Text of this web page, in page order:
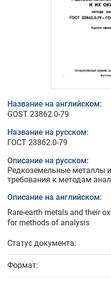
Название на английском:
GOST 23862.0-79
Название на русском:
ГОСТ 23862.0-79
Описание на русском:
Редкоземельные металлы
требования к методам
Описание на английском:
Rare-earth metals and their
for methods of analysis
Статус документа:
Формат: